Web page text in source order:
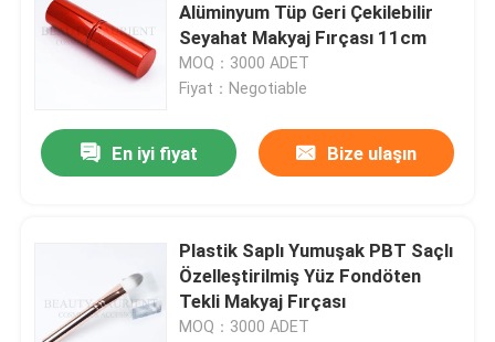
Hakkımızda
Ürünler
Yüz Makyaj Fırça Seti
Alüminyum Tüp Geri Çekilebilir
Seyahat Makyaj Fırçası 11cm
MOQ：3000 ADET
Fiyat：Negotiable
En iyi fiyat Bize ulaşın
Plastik Saplı Yumuşak PBT Saçlı
Özelleştirilmiş Yüz Fondöten
Tekli Makyaj Fırçası
MOQ：3000 ADET